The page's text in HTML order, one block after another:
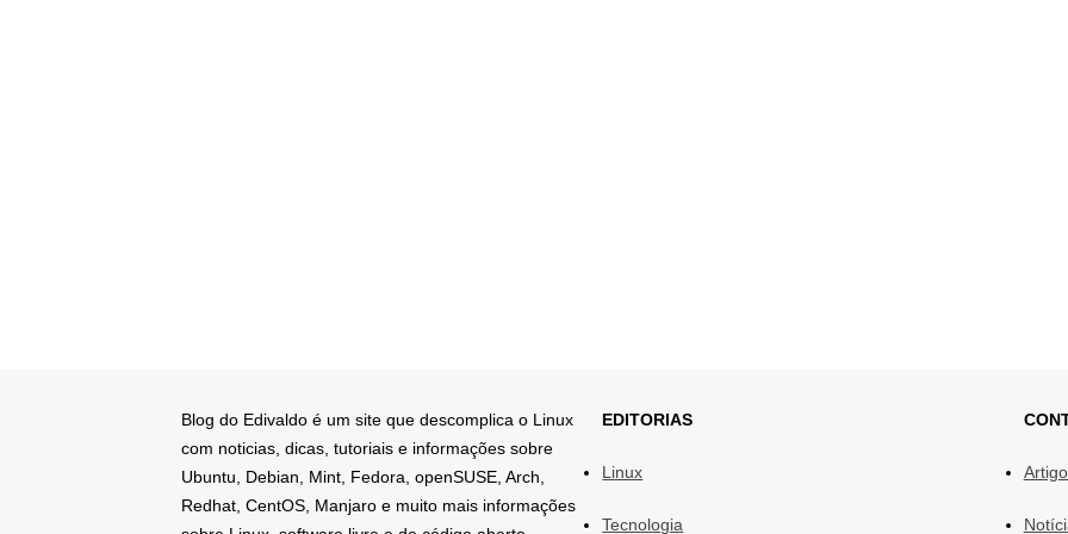
Blog do Edivaldo é um site que descomplica o Linux
com noticias, dicas, tutoriais e informações sobre
Ubuntu, Debian, Mint, Fedora, openSUSE, Arch,
Redhat, CentOS, Manjaro e muito mais informações
EDITORIAS
Linux
Tecnologia